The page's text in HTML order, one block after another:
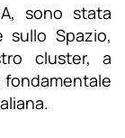
sono stata
Spazio,
cluster, a